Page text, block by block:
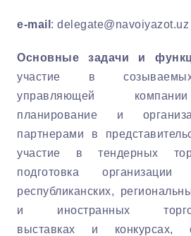
e-mail : delegate@navoiyazot.uz
Основные задачи и
участие в
управляющей
планирование и
партнерами в
участие в тендерных
подготовка
республиканских,
и иностранных
выставках и конкурсах,